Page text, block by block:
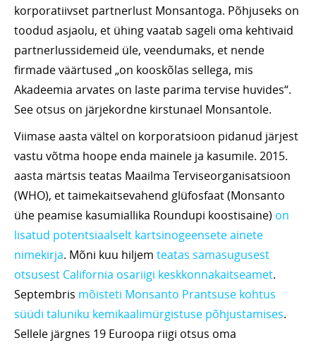
korporatiivset partnerlust Monsantoga. Põhjuseks on
toodud asjaolu, et ühing vaatab sageli oma kehtivaid
partnerlussidemeid üle, veendumaks, et nende
firmade väärtused „on kooskõlas sellega, mis
Akadeemia arvates on laste parima tervise huvides“.
See otsus on järjekordne kirstunael Monsantole.
Viimase aasta vältel on korporatsioon pidanud järjest
vastu võtma hoope enda mainele ja kasumile. 2015.
aasta märtsis teatas Maailma Terviseorganisatsioon
(WHO), et taimekaitsevahend glüfosfaat (Monsanto
ühe peamise kasumiallika Roundupi koostisaine) on
lisatud potentsiaalselt kartsinogeensete ainete
nimekirja. Mõni kuu hiljem teatas samasugusest
otsusest California osariigi keskkonnakaitseamet.
Septembris mõisteti Monsanto Prantsuse kohtus
süüdi taluniku kemikaalimürgistuse põhjustamises.
Sellele järgnes 19 Euroopa riigi otsus oma